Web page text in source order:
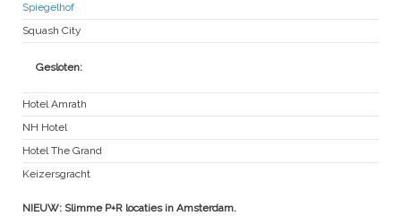
Spiegelhof
Squash City
Gesloten:
Hotel Amrath
NH Hotel
Hotel The Grand
Keizersgracht
NIEUW: Slimme P+R locaties in Amsterdam.